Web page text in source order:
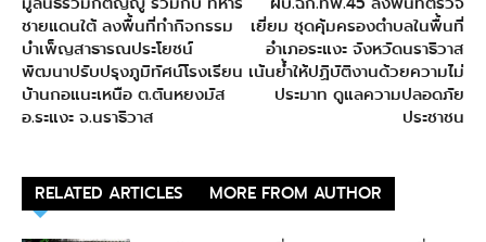
ชายแดนใต้ ลงพื้นที่ทำกิจกรรม
บำเพ็ญสาธารณประโยชน์
พัฒนาปรับปรุงภูมิทัศน์โรงเรียน
บ้านกอแนะเหนือ ต.ตันหยงมัส
อ.ระแงะ จ.นราธิวาส
เยี่ยม ชุดคุ้มครองตำบลในพื้นที่
อำเภอระแงะ จังหวัดนราธิวาส
เน้นย้ำให้ปฏิบัติงานด้วยความไม่
ประมาท ดูแลความปลอดภัย
ประชาชน
RELATED ARTICLES MORE FROM AUTHOR